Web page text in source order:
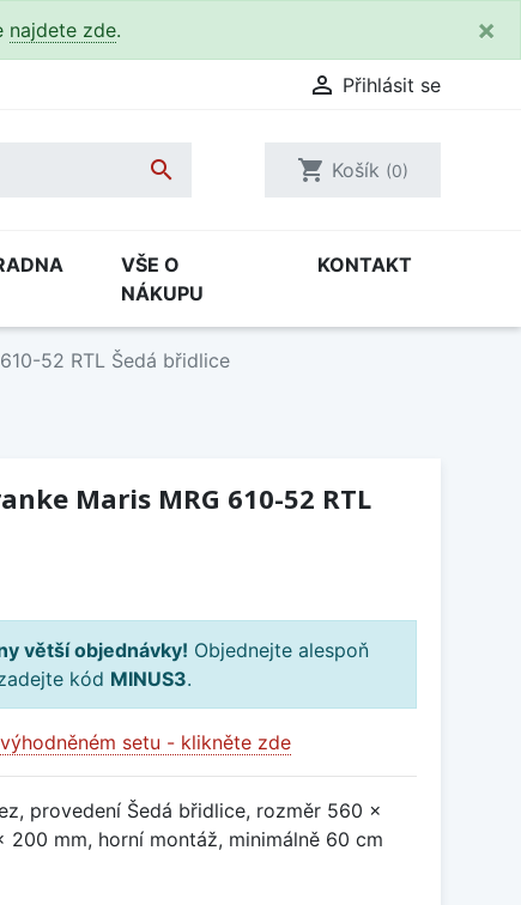
najdete zde. ×
 Přihlásit se
 shopping_cart Košík (0)
VŠE O
NÁKUPU
KONTAKT
52 RTL Šedá břidlice
Maris MRG 610-52 RTL
větší objednávky! Objednejte alespoň
kód MINUS3.
setu - klikněte zde
provedení Šedá břidlice, rozměr 560 x
mm, horní montáž, minimálně 60 cm